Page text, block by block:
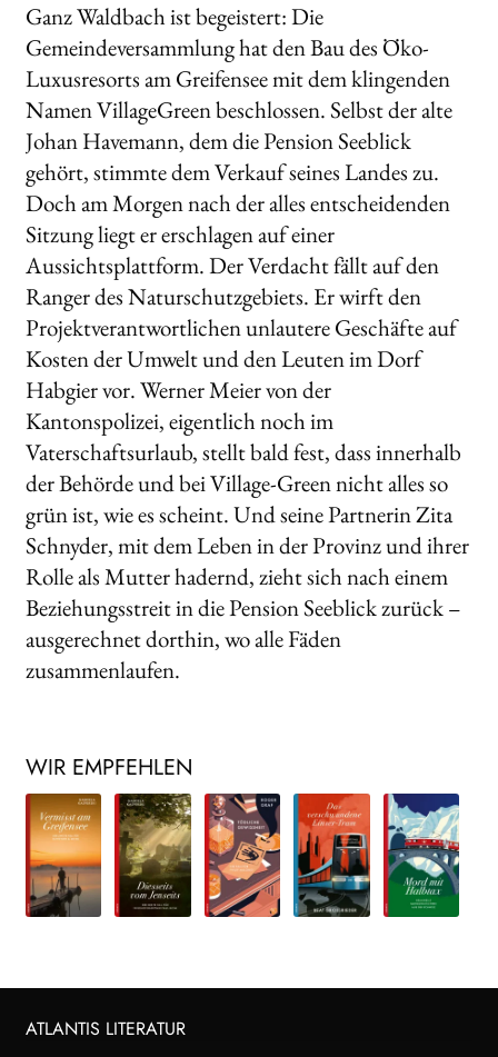
Ganz Waldbach ist begeistert: Die
Gemeindeversammlung hat den Bau des Öko-
Luxusresorts am Greifensee mit dem klingenden
Namen VillageGreen beschlossen. Selbst der alte
Johan Havemann, dem die Pension Seeblick
gehört, stimmte dem Verkauf seines Landes zu.
Doch am Morgen nach der alles entscheidenden
Sitzung liegt er erschlagen auf einer
Aussichtsplattform. Der Verdacht fällt auf den
Ranger des Naturschutzgebiets. Er wirft den
Projektverantwortlichen unlautere Geschäfte auf
Kosten der Umwelt und den Leuten im Dorf
Habgier vor. Werner Meier von der
Kantonspolizei, eigentlich noch im
Vaterschaftsurlaub, stellt bald fest, dass innerhalb
der Behörde und bei Village-Green nicht alles so
grün ist, wie es scheint. Und seine Partnerin Zita
Schnyder, mit dem Leben in der Provinz und ihrer
Rolle als Mutter hadernd, zieht sich nach einem
Beziehungsstreit in die Pension Seeblick zurück –
ausgerechnet dorthin, wo alle Fäden
zusammenlaufen.
WIR EMPFEHLEN
ATLANTIS LITERATUR